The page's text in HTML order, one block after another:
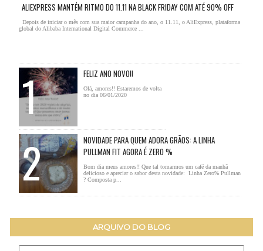
ALIEXPRESS MANTÉM RITMO DO 11.11 NA BLACK FRIDAY COM ATÉ 90% OFF
Depois de iniciar o mês com sua maior campanha do ano, o 11.11, o AliExpress, plataforma
global do Alibaba International Digital Commerce ...
FELIZ ANO NOVO!!
Olá, amores!! Estaremos de volta
no dia 06/01/2020
NOVIDADE PARA QUEM ADORA GRÃOS: A LINHA
PULLMAN FIT AGORA É ZERO %
Bom dia meus amores!! Que tal tomarmos um café da manhã
delicioso e apreciar o sabor desta novidade: Linha Zero% Pullman
? Composta p...
ARQUIVO DO BLOG